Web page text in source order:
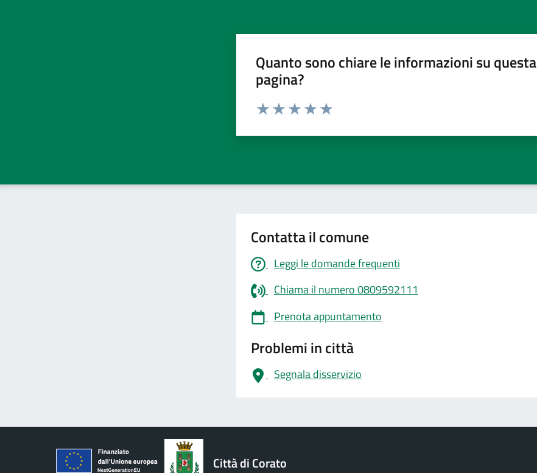
Quanto sono chiare le informazioni su questa
pagina?
Valuta da 1 a 5 stelle la pagina
Contatta il comune
Leggi le domande frequenti
Chiama il numero 0809592111
Prenota appuntamento
Problemi in città
Segnala disservizio
logo Unione Europea
Città di Corato